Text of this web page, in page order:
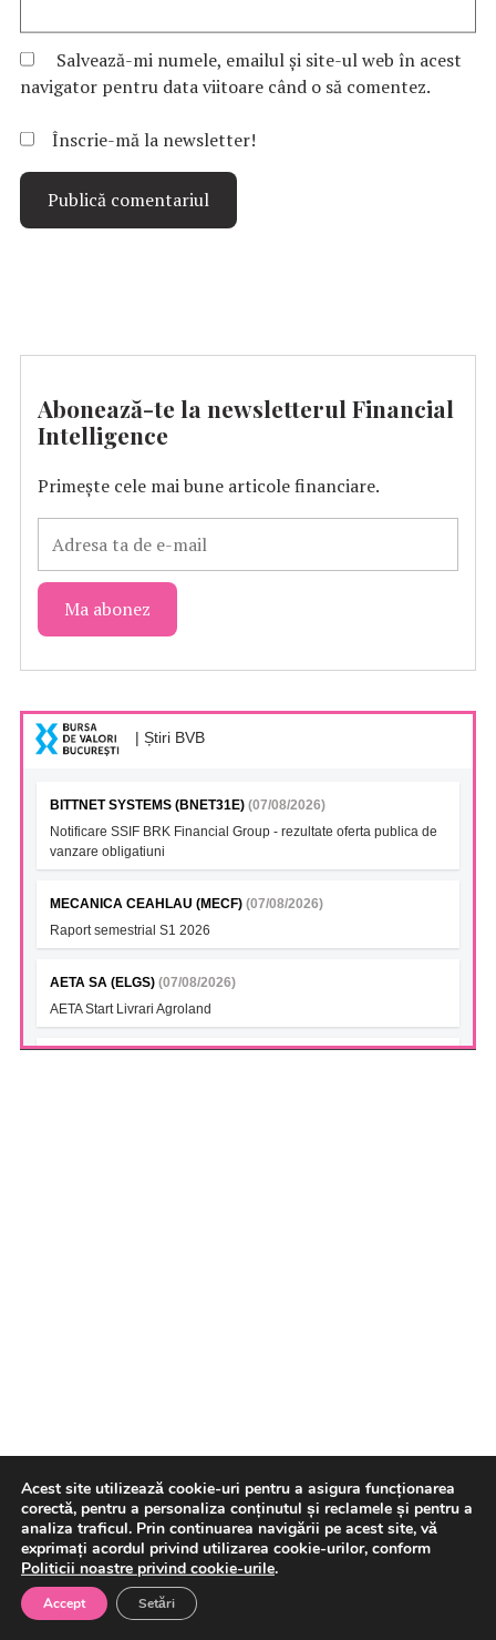
Salvează-mi numele, emailul și site-ul web în acest
navigator pentru data viitoare când o să comentez.
Înscrie-mă la newsletter!
Abonează-te la newsletterul Financial
Intelligence
Primește cele mai bune articole financiare.
| Știri BVB
BITTNET SYSTEMS (BNET31E) (07/08/2026)
Notificare SSIF BRK Financial Group - rezultate oferta publica de
vanzare obligatiuni
MECANICA CEAHLAU (MECF) (07/08/2026)
Raport semestrial S1 2026
AETA SA (ELGS) (07/08/2026)
AETA Start Livrari Agroland
Acest site utilizează cookie-uri pentru a asigura funcționarea
corectă, pentru a personaliza conținutul și reclamele și pentru a
analiza traficul. Prin continuarea navigării pe acest site, vă
exprimați acordul privind utilizarea cookie-urilor, conform
Politicii noastre privind cookie-urile.
Accept Setări